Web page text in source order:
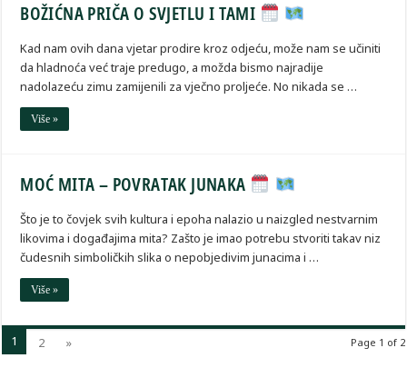
BOŽIĆNA PRIČA O SVJETLU I TAMI
Kad nam ovih dana vjetar prodire kroz odjeću, može nam se učiniti
da hladnoća već traje predugo, a možda bismo najradije
nadolazeću zimu zamijenili za vječno proljeće. No nikada se …
Više »
MOĆ MITA – POVRATAK JUNAKA
Što je to čovjek svih kultura i epoha nalazio u naizgled nestvarnim
likovima i događajima mita? Zašto je imao potrebu stvoriti takav niz
čudesnih simboličkih slika o nepobjedivim junacima i …
Više »
Page 1 of 2
1 2 »